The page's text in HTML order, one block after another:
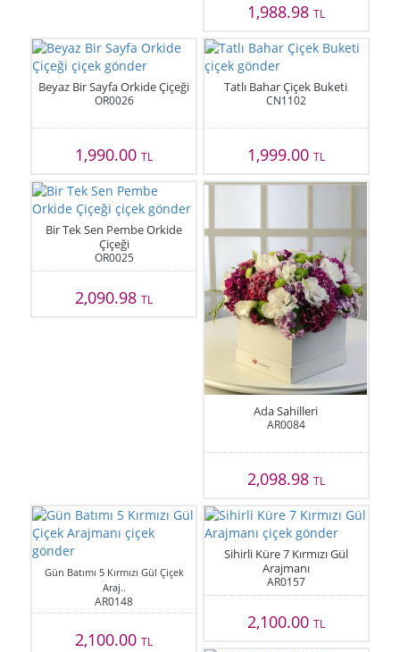
1,988.98 TL
Beyaz Bir Sayfa Orkide Çiçeği
OR0026
1,990.00TL
Tatlı Bahar Çiçek Buketi
CN1102
1,999.00 TL
Bir Tek Sen Pembe Orkide
Çiçeği
OR0025
2,090.98TL
Ada Sahilleri
AR0084
2,098.98 TL
Gün Batımı 5 Kırmızı Gül Çiçek
Araj..
AR0148
2,100.00TL
Sihirli Küre 7 Kırmızı Gül
Arajmanı
AR0157
2,100.00 TL